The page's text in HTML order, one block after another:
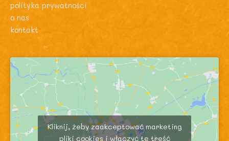
polityka prywatności
o nas
kontakt
Kliknij, żeby zaakceptować marketing
pliki cookies i włączyć tę treść